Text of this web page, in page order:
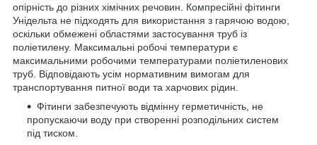
опірність до різних хімічних речовин. Компресійні фітинги
Унідельта не підходять для використання з гарячою водою,
оскільки обмежені областями застосування труб із
поліетилену. Максимальні робочі температури є
максимальними робочими температурами поліетиленових
труб. Відповідають усім нормативним вимогам для
транспортування питної води та харчових рідин.
Фітинги забезпечують відмінну герметичність, не
пропускаючи воду при створенні розподільних систем
під тиском.